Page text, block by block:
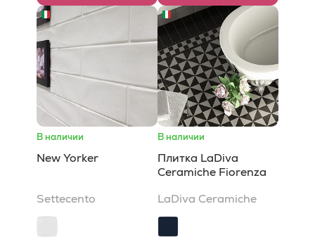
В наличии
New Yorker
Settecento
В наличии
Плитка LaDiva
Сeramiche Fiorenza
LaDiva Сeramiche